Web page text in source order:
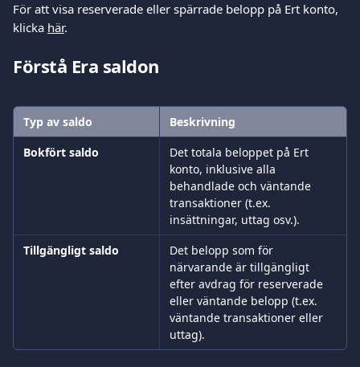
För att visa reserverade eller spärrade belopp på Ert konto,
klicka här.
Förstå Era saldon
Typ av saldo
Beskrivning
Bokfört saldo
Det totala beloppet på Ert
konto, inklusive alla
behandlade och väntande
transaktioner (t.ex.
insättningar, uttag osv.).
Tillgängligt saldo
Det belopp som för
närvarande är tillgängligt
efter avdrag för reserverade
eller väntande belopp (t.ex.
väntande transaktioner eller
uttag).